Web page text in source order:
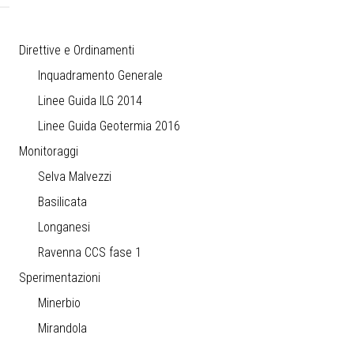
Direttive e Ordinamenti
Inquadramento Generale
Linee Guida ILG 2014
Linee Guida Geotermia 2016
Monitoraggi
Selva Malvezzi
Basilicata
Longanesi
Ravenna CCS fase 1
Sperimentazioni
Minerbio
Mirandola